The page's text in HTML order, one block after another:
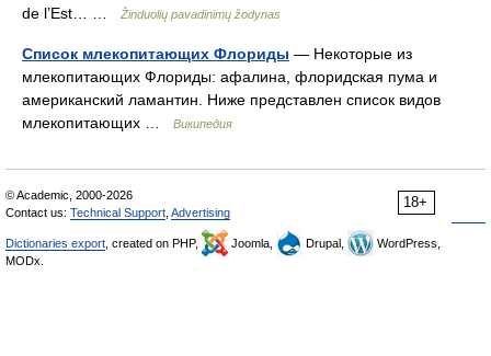
de l’Est… …
Žinduolių pavadinimų žodynas
Список млекопитающих Флориды — Некоторые из
млекопитающих Флориды: афалина, флоридская пума и
американский ламантин. Ниже представлен список видов
млекопитающих …
Википедия
18+
© Academic, 2000-2026
Contact us: Technical Support Advertising
Dictionaries export , created on PHP, Joomla, Drupal,
WordPress,
MODx.